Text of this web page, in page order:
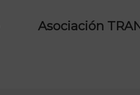
Asociación